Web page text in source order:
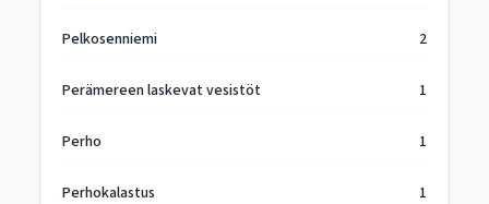
Pelkosenniemi 2
Perämereen laskevat vesistöt 1
Perho 1
Perhokalastus 1